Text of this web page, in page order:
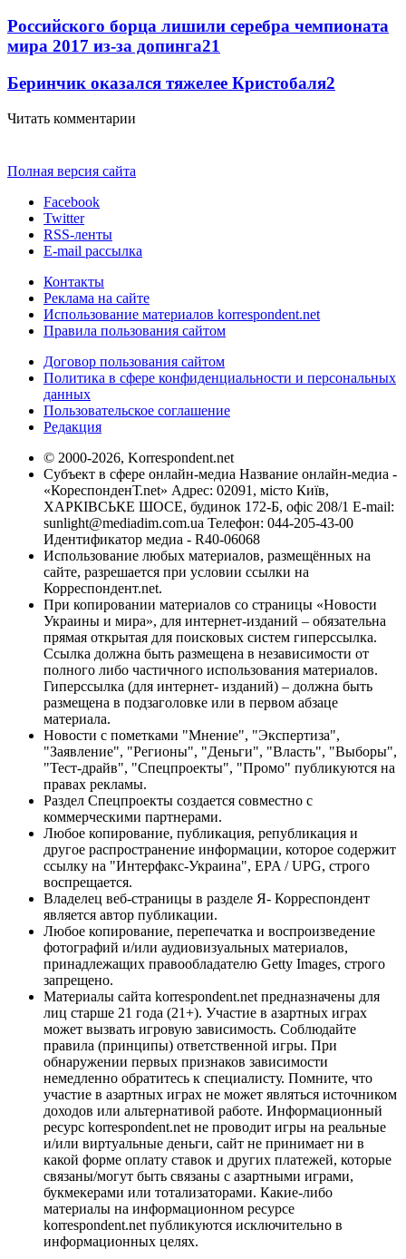
Российского борца лишили серебра чемпионата
мира 2017 из-за допинга21
Беринчик оказался тяжелее Кристобаля2
Читать комментарии
Полная версия сайта
Facebook
Twitter
RSS-ленты
E-mail рассылка
Контакты
Реклама на сайте
Использование материалов korrespondent.net
Правила пользования сайтом
Договор пользования сайтом
Политика в сфере конфиденциальности и персональных
данных
Пользовательское соглашение
Редакция
© 2000-2026, Korrespondent.net
Субъект в сфере онлайн-медиа Название онлайн-медиа -
«КореспонденТ.net» Адрес: 02091, місто Київ,
ХАРКІВСЬКЕ ШОСЕ, будинок 172-Б, офіс 208/1 E-mail:
sunlight@mediadim.com.ua Телефон: 044-205-43-00
Идентификатор медиа - R40-06068
Использование любых материалов, размещённых на
сайте, разрешается при условии ссылки на
Корреспондент.net.
При копировании материалов со страницы «Новости
Украины и мира», для интернет-изданий – обязательна
прямая открытая для поисковых систем гиперссылка.
Ссылка должна быть размещена в независимости от
полного либо частичного использования материалов.
Гиперссылка (для интернет- изданий) – должна быть
размещена в подзаголовке или в первом абзаце
материала.
Новости с пометками "Мнение", "Экспертиза",
"Заявление", "Регионы", "Деньги", "Власть", "Выборы",
"Тест-драйв", "Спецпроекты", "Промо" публикуются на
правах рекламы.
Раздел Спецпроекты создается совместно с
коммерческими партнерами.
Любое копирование, публикация, републикация и
другое распространение информации, которое содержит
ссылку на "Интерфакс-Украина", EPA / UPG, строго
воспрещается.
Владелец веб-страницы в разделе Я- Корреспондент
является автор публикации.
Любое копирование, перепечатка и воспроизведение
фотографий и/или аудиовизуальных материалов,
принадлежащих правообладателю Getty Images, строго
запрещено.
Материалы сайта korrespondent.net предназначены для
лиц старше 21 года (21+). Участие в азартных играх
может вызвать игровую зависимость. Соблюдайте
правила (принципы) ответственной игры. При
обнаружении первых признаков зависимости
немедленно обратитесь к специалисту. Помните, что
участие в азартных играх не может являться источником
доходов или альтернативой работе. Информационный
ресурс korrespondent.net не проводит игры на реальные
и/или виртуальные деньги, сайт не принимает ни в
какой форме оплату ставок и других платежей, которые
связаны/могут быть связаны с азартными играми,
букмекерами или тотализаторами. Какие-либо
материалы на информационном ресурсе
korrespondent.net публикуются исключительно в
информационных целях.